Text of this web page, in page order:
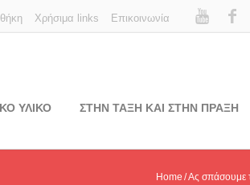
Επικοινωνία
Χρήσιμα links
ΥΛΙΚΟ ΣΤΗΝ ΤΑΞΗ ΚΑΙ ΣΤΗΝ ΠΡΑΞΗ
Home Ας σπάσουμε